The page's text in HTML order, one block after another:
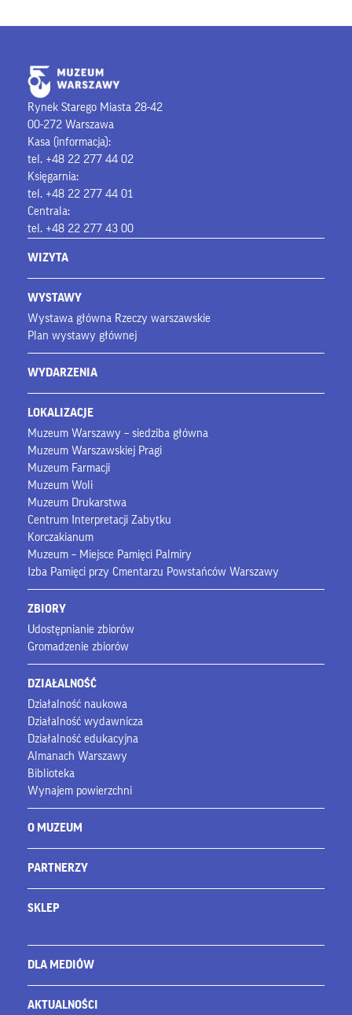
Rynek Starego Miasta 28-42
00-272 Warszawa
Kasa (informacja):
tel. +48 22 277 44 02
Księgarnia:
tel. +48 22 277 44 01
Centrala:
tel. +48 22 277 43 00
WIZYTA
WYSTAWY
Wystawa główna Rzeczy warszawskie
Plan wystawy głównej
WYDARZENIA
LOKALIZACJE
Muzeum Warszawy – siedziba główna
Muzeum Warszawskiej Pragi
Muzeum Farmacji
Muzeum Woli
Muzeum Drukarstwa
Centrum Interpretacji Zabytku
Korczakianum
Muzeum – Miejsce Pamięci Palmiry
Izba Pamięci przy Cmentarzu Powstańców Warszawy
ZBIORY
Udostępnianie zbiorów
Gromadzenie zbiorów
DZIAŁALNOŚĆ
Działalność naukowa
Działalność wydawnicza
Działalność edukacyjna
Almanach Warszawy
Biblioteka
Wynajem powierzchni
O MUZEUM
PARTNERZY
SKLEP
DLA MEDIÓW
AKTUALNOŚCI